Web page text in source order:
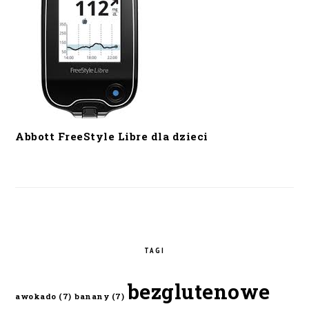
Abbott FreeStyle Libre dla dzieci
TAGI
awokado (7) banany (7) bezglutenowe